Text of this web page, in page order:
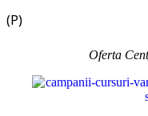
(P)
Oferta